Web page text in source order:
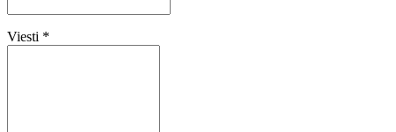
Viesti *